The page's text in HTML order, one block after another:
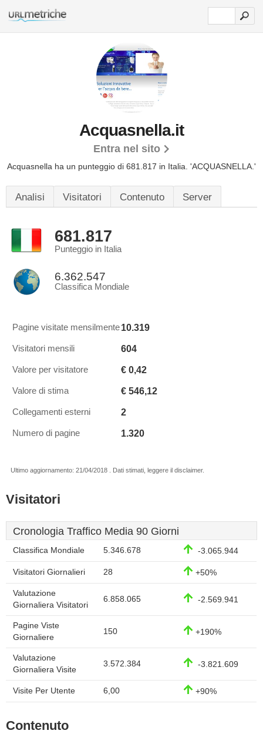
Acquasnella.it
Entra nel sito
Acquasnella ha un punteggio di 681.817 in Italia. 'ACQUASNELLA.'
Analisi Visitatori Contenuto Server
681.817
Punteggio in Italia
6.362.547
Classifica Mondiale
Pagine visitate mensilmente10.319
Visitatori mensili 604
Valore per visitatore € 0,42
Valore di stima € 546,12
Collegamenti esterni 2
Numero di pagine 1.320
Ultimo aggiornamento: 21/04/2018 . Dati stimati, leggere il disclaimer.
Visitatori
Cronologia Traffico Media 90 Giorni
Classifica Mondiale 5.346.678 -3.065.944
Visitatori Giornalieri 28 +50%
Valutazione
Giornaliera Visitatori
6.858.065 -2.569.941
Pagine Viste
Giornaliere
150 +190%
Valutazione
Giornaliera Visite
3.572.384 -3.821.609
Visite Per Utente 6,00 +90%
Contenuto